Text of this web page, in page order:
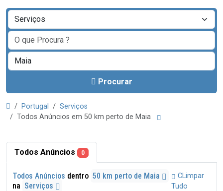
Procurar
Portugal
Serviços
Todos Anúncios em 50 km perto de Maia
Todos Anúncios 0
Todos Anúncios dentro 50 km perto de Maia
na Serviços
CLimpar
Tudo